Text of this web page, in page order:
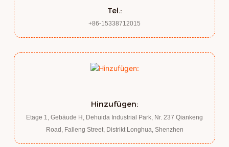
Tel.:
+86-15338712015
Hinzufügen:
Etage 1, Gebäude H, Dehuida Industrial Park, Nr. 237 Qiankeng
Road, Falleng Street, Distrikt Longhua, Shenzhen